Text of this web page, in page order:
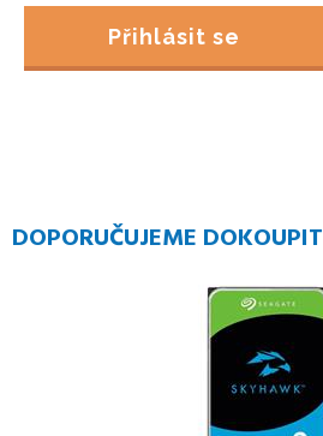
Přihlásit se
DOPORUČUJEME DOKOUPIT